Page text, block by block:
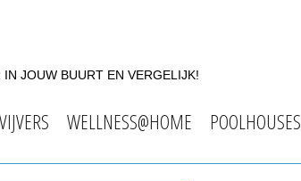
JOUW BUURT EN VERGELIJK!
WELLNESS@HOME POOLHOUSES